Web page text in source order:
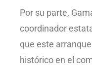
Por su parte,
coordinador
que este
histórico en el